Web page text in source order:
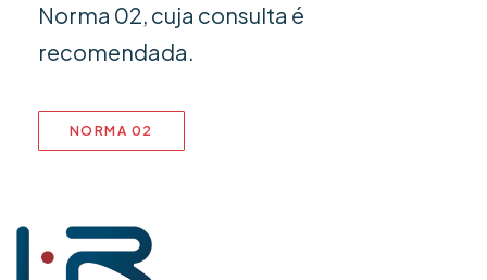
Norma 02, cuja consulta é
recomendada.
NORMA 02